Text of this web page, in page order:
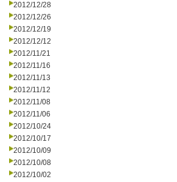
2012/12/28
2012/12/26
2012/12/19
2012/12/12
2012/11/21
2012/11/16
2012/11/13
2012/11/12
2012/11/08
2012/11/06
2012/10/24
2012/10/17
2012/10/09
2012/10/08
2012/10/02